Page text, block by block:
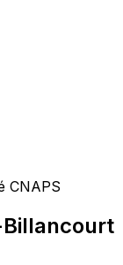
CNAPS
Billancourt